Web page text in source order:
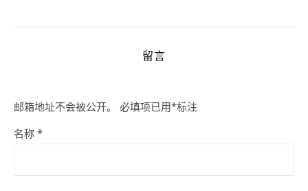
留言
邮箱地址不会被公开。 必填项已用*标注
名称 *